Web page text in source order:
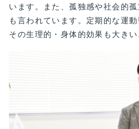
います。また、孤独感や社会的
も言われています。定期的な運動
その生理的・身体的効果も大きい